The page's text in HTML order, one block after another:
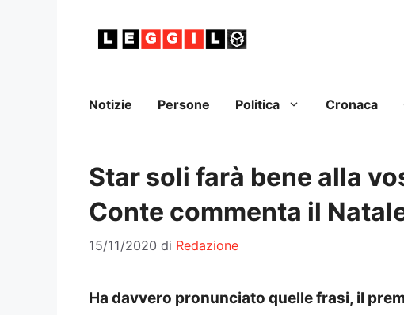
Notizie Persone Politica Cronaca
Star soli farà bene alla
Conte commenta il
15/11/2020 di Redazione
Ha davvero pronunciato quelle frasi, il